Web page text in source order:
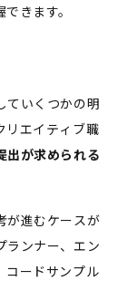
きます。
ていくつかの明
リエイティブ職
出が求められる
が進むケースが
ランナー、エン
コードサンプル